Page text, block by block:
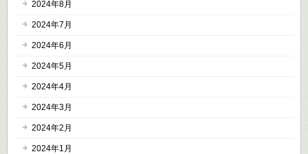
2024年8月
2024年7月
2024年6月
2024年5月
2024年4月
2024年3月
2024年2月
2024年1月